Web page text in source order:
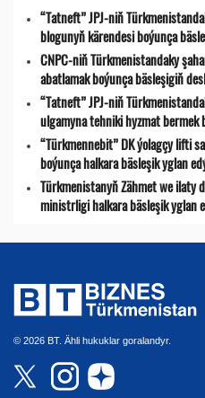
“Tatneft” JPJ-niň
blogunyň kärendesi boýunça
CNPC-niň Türkmenistandaky
abatlamak boýunça bäsleşigiň
“Tatneft” JPJ-niň
ulgamyna tehniki hyzmat bermek
“Türkmennebit” DK ýolagçy lifti
boýunça halkara bäsleşik yglan
Türkmenistanyň Zähmet we ilaty
ministrligi halkara bäsleşik yglan
© 2026 BT. Ähli hukuklar goralandyr.